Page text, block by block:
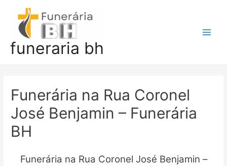
conteúdo
funeraria bh
Funerária na Rua Coronel
José Benjamin – Funerária
BH
Funerária na Rua Coronel José Benjamin –